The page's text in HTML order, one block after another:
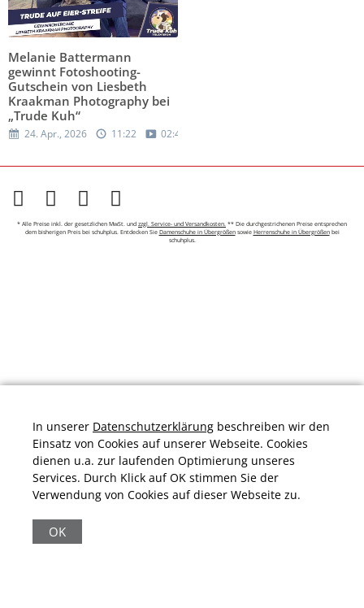
Melanie Battermann
gewinnt Fotoshooting-
Gutschein von Liesbeth
Kraakman Photography bei
„Trude Kuh“
24. Apr., 2026 11:22 02:44
* Alle Preise inkl. der gesetzlichen MwSt. und zzgl. Service- und Versandkosten. ** Die durchgestrichenen Preise entsprechen
dem bisherigen Preis bei schuhplus. Entdecken Sie Damenschuhe in Übergrößensowie Herrenschuhe in Übergrößenbei
schuhplus.
|
Bewertungsgrundlage des Anbieters: 13 Verkaufs- und 32
In unserer Datenschutzerklärung beschreiben wir den
Einsatz von Cookies auf unserer Webseite. Cookies
dienen u.a. zur laufenden Optimierung unseres
Services. Durch Klick auf OK stimmen Sie der
Verwendung von Cookies auf dieser Webseite zu.
OK